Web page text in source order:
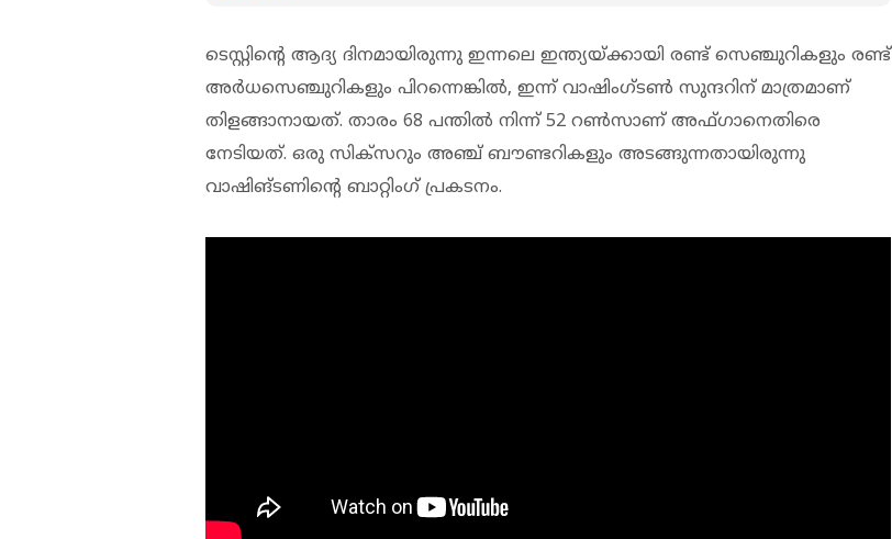
ടെസ്റ്റിന്റെ ആദ്യ ദിനമായിരുന്നു ഇന്നലെ ഇന്ത്യയ്ക്കായി രണ്ട് സെഞ്ചുറികളും രണ്ട്
അർധസെഞ്ചുറികളും പിറന്നെങ്കിൽ, ഇന്ന് വാഷിംഗ്‌ടൺ സുന്ദറിന് മാത്രമാണ്
തിളങ്ങാനായത്. താരം 68 പന്തിൽ നിന്ന് 52 റൺസാണ് അഫ്ഗാനെതിരെ
നേടിയത്. ഒരു സിക്സറും അഞ്ച് ബൗണ്ടറികളും അടങ്ങുന്നതായിരുന്നു
വാഷിങ്ടണിന്റെ ബാറ്റിംഗ് പ്രകടനം.